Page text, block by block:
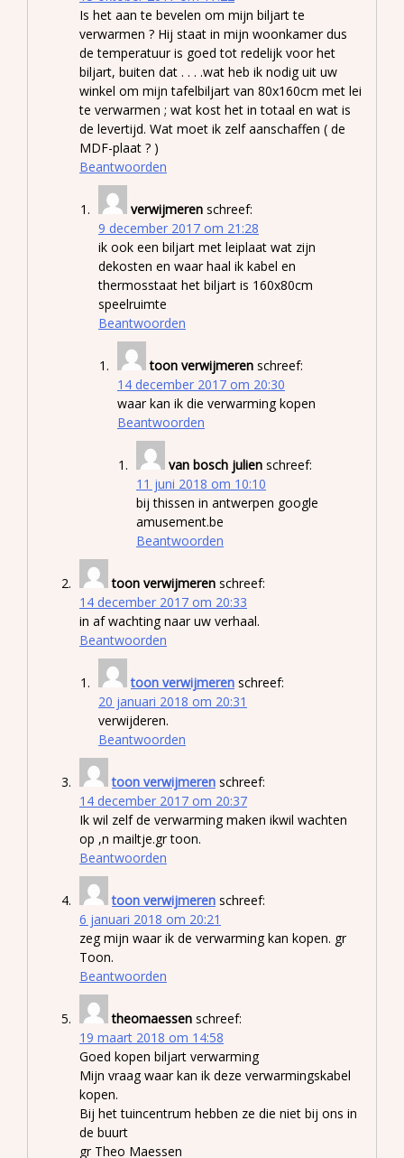
Is het aan te bevelen om mijn biljart te
verwarmen ? Hij staat in mijn woonkamer dus
de temperatuur is goed tot redelijk voor het
biljart, buiten dat . . . .wat heb ik nodig uit uw
winkel om mijn tafelbiljart van 80x160cm met lei
te verwarmen ; wat kost het in totaal en wat is
de levertijd. Wat moet ik zelf aanschaffen ( de
MDF-plaat ? )
Beantwoorden
verwijmeren schreef:
9 december 2017 om 21:28
ik ook een biljart met leiplaat wat zijn
dekosten en waar haal ik kabel en
thermosstaat het biljart is 160x80cm
speelruimte
Beantwoorden
toon verwijmeren schreef:
14 december 2017 om 20:30
waar kan ik die verwarming kopen
Beantwoorden
van bosch julien schreef:
11 juni 2018 om 10:10
bij thissen in antwerpen google
amusement.be
Beantwoorden
toon verwijmeren schreef:
14 december 2017 om 20:33
in af wachting naar uw verhaal.
Beantwoorden
toon verwijmeren schreef:
20 januari 2018 om 20:31
verwijderen.
Beantwoorden
toon verwijmeren schreef:
14 december 2017 om 20:37
Ik wil zelf de verwarming maken ikwil wachten
op ,n mailtje.gr toon.
Beantwoorden
toon verwijmeren schreef:
6 januari 2018 om 20:21
zeg mijn waar ik de verwarming kan kopen. gr
Toon.
Beantwoorden
theomaessen schreef:
19 maart 2018 om 14:58
Goed kopen biljart verwarming
Mijn vraag waar kan ik deze verwarmingskabel
kopen.
Bij het tuincentrum hebben ze die niet bij ons in
de buurt
gr Theo Maessen